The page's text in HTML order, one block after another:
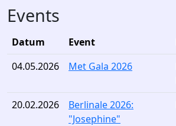
Events
Datum Event
04.05.2026
Met Gala 2026
20.02.2026
Berlinale 2026:
"Josephine"